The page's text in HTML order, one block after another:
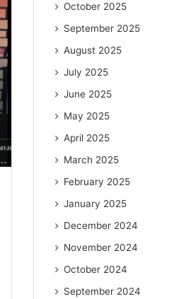
October 2025
September 2025
August 2025
July 2025
June 2025
May 2025
April 2025
March 2025
February 2025
January 2025
December 2024
November 2024
October 2024
September 2024